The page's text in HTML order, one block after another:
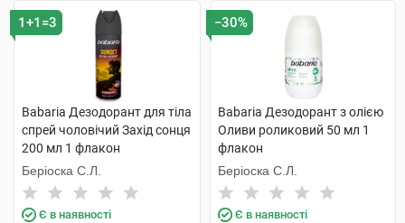
1+1=3
Babaria Дезодорант для тіла
спрей чоловічий Захід сонця
200 мл 1 флакон
Беріоска С.Л.
Є в наявності
−30%
Babaria Дезодорант з олією
Оливи роликовий 50 мл 1
флакон
Беріоска С.Л.
Є в наявності